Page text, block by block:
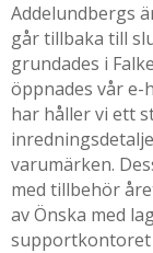
Addelundbergs
går tillbaka till
grundades i
öppnades vår e-
har håller vi ett
varumärken.
med tillbehör
av Önska med
supportkontoret